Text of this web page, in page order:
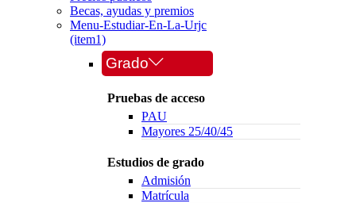
Becas, ayudas y premios
Menu-Estudiar-En-La-Urjc
(item1)
Grado
Pruebas de acceso
PAU
Mayores 25/40/45
Estudios de grado
Admisión
Matrícula